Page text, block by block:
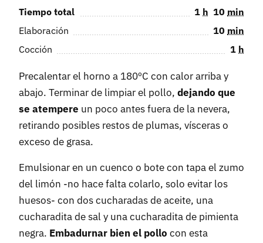
Tiempo total 1 h 10 min
Elaboración
10 min
Cocción
1 h
Precalentar el horno a 180ºC con calor arriba y
abajo. Terminar de limpiar el pollo, dejando que
se atempere un poco antes fuera de la nevera,
retirando posibles restos de plumas, vísceras o
exceso de grasa.
Emulsionar en un cuenco o bote con tapa el zumo
del limón -no hace falta colarlo, solo evitar los
huesos- con dos cucharadas de aceite, una
cucharadita de sal y una cucharadita de pimienta
negra. Embadurnar bien el pollo con esta